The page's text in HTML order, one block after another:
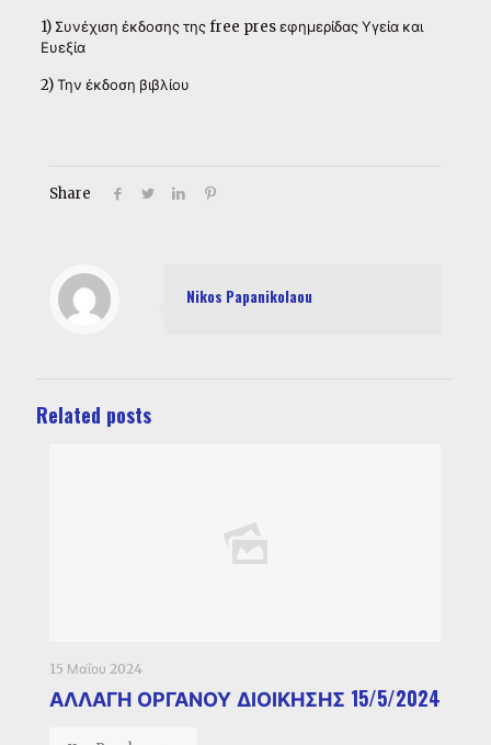
1) Συνέχιση έκδοσης της free pres εφημερίδας Υγεία και
Ευεξία
2) Την έκδοση βιβλίου
Share
Nikos Papanikolaou
Related posts
15 Μαΐου 2024
ΑΛΛΑΓΗ ΟΡΓΑΝΟΥ ΔΙΟΙΚΗΣΗΣ 15/5/2024